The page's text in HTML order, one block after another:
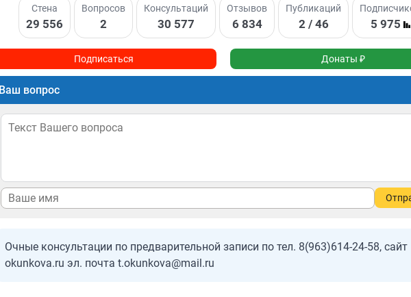
Стена
29 556
Вопросов
2
Консультаций
30 577
Отзывов
6 834
Публикаций
2 / 46 5 975
Подписаться Донаты ₽
Ваш вопрос
Очные консультации по предварительной записи по тел. 8(963)614-24-58, сайт
okunkova.ru эл. почта t.okunkova@mail.ru